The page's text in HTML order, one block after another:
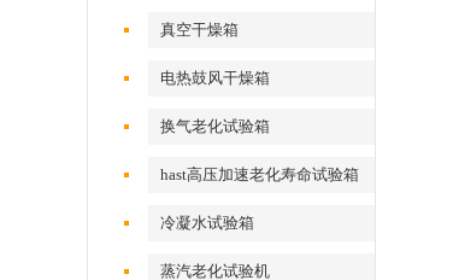
真空干燥箱
电热鼓风干燥箱
换气老化试验箱
hast高压加速老化寿命试验箱
冷凝水试验箱
蒸汽老化试验机